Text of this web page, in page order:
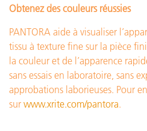
Obtenez des couleurs réussies
PANTORA aide à visualiser
tissu à texture fine sur la pièce
la couleur et de l’apparence
sans essais en laboratoire, sans
approbations laborieuses. Pour
sur www.xrite.com/pantora.